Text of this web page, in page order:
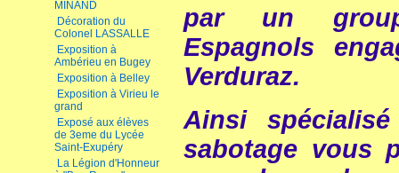
MINAND
Décoration du
Colonel LASSALLE
Exposition à
Ambérieu en Bugey
Exposition à Belley
Exposition à Virieu le
grand
Exposé aux élèves
de 3eme du Lycée
Saint-Exupéry
La Légion d'Honneur
par un
Espagnols
Verduraz.
Ainsi
sabotage vous